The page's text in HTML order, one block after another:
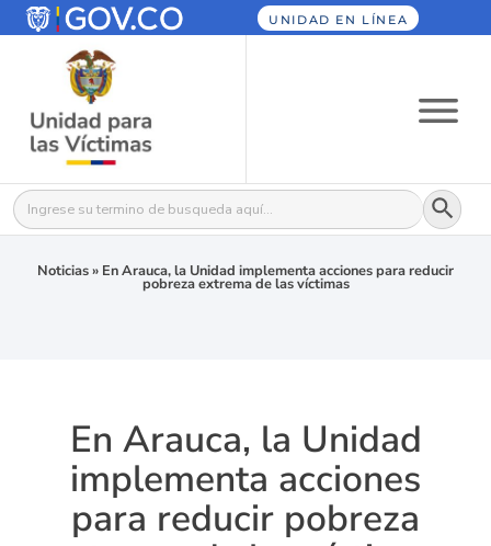
UNIDAD EN LÍNEA
Buscar: Botón
Noticias» En Arauca, la Unidad implementa acciones para reducir
pobreza extrema de las víctimas
En Arauca, la Unidad
implementa acciones
para reducir pobreza